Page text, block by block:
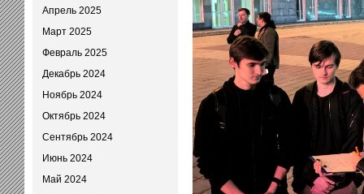
Апрель 2025
Март 2025
Февраль 2025
Декабрь 2024
Ноябрь 2024
Октябрь 2024
Сентябрь 2024
Июнь 2024
Май 2024